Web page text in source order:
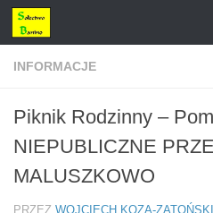
Przejdź do treści
INFORMACJE
Piknik Rodzinny –
NIEPUBLICZNE
MALUSZKOWO
PRZEZ WOJCIECH KOZA-ZATOŃSKI